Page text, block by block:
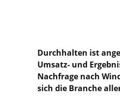
Durchhalten ist
Umsatz- und
Nachfrage nach
sich die Branche